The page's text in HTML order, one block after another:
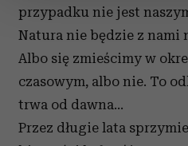
zmienić lub wycofać swoją
Wykorzystujemy pliki cookie
i reklam, aby oferować
analizować ruch w naszej
korzystasz z naszej witryny,
społecznościowym,
przypadku nie jest
Natura nie będzie z nami
Albo się zmieścimy w
czasowym, albo nie. To
trwa od dawna…
Przez długie lata